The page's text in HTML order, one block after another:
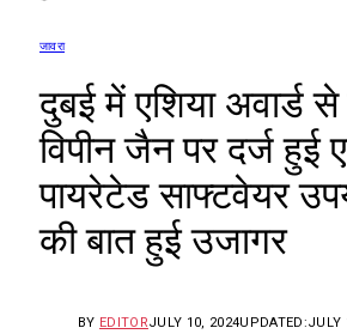
जावरा
दुबई में एशिया अवार्ड से
विपीन जैन पर दर्ज
पायरेटेड साफ्टवेयर
की बात हुई उजागर
BY EDITORJULY 10, 2024UPDATED:JULY